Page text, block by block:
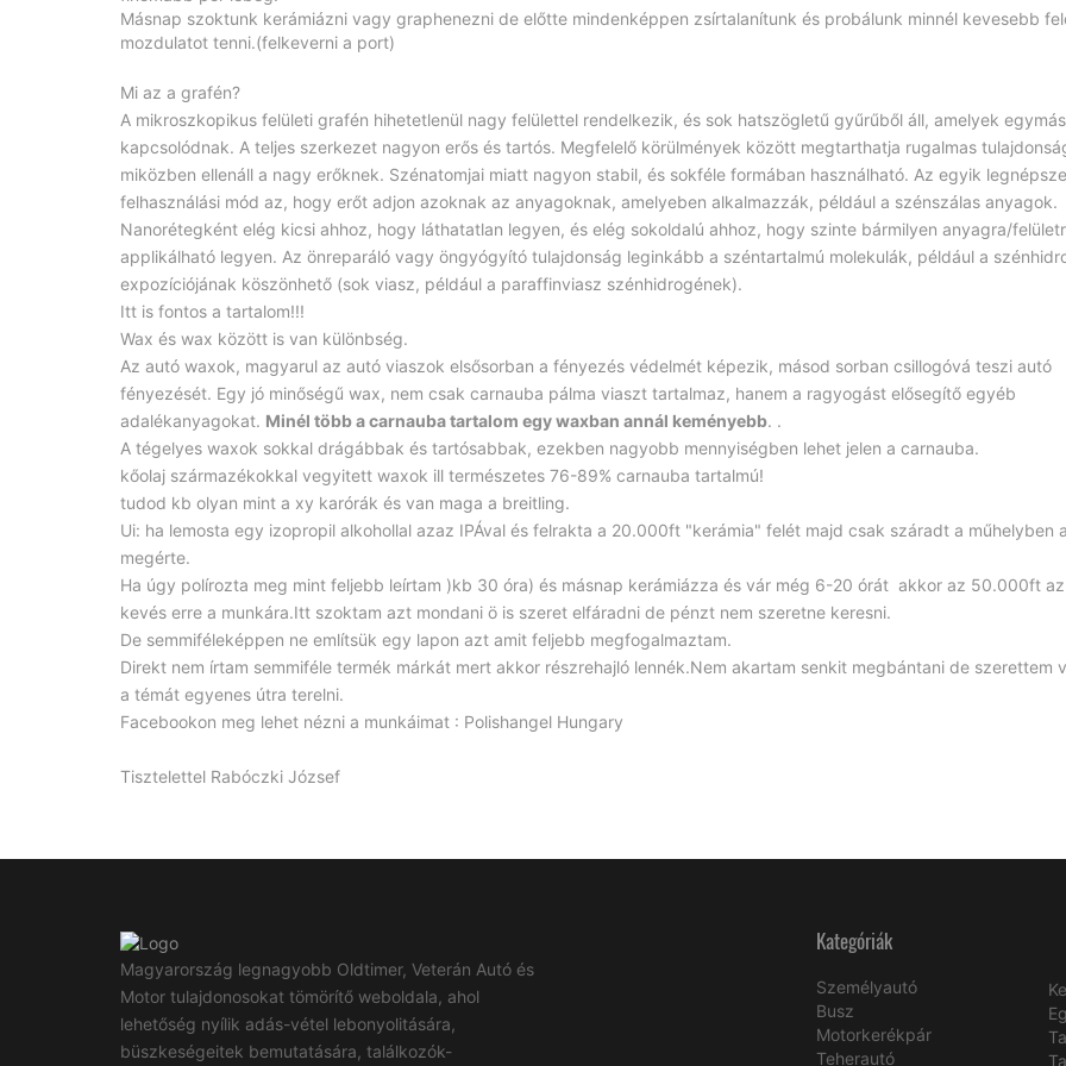
Másnap szoktunk kerámiázni vagy graphenezni de előtte mindenképpen zsírtalanítunk és probálunk minnél kevesebb
mozdulatot tenni.(felkeverni a port)
Mi az a grafén?
A mikroszkopikus felületi grafén hihetetlenül nagy felülettel rendelkezik, és sok hatszögletű gyűrűből áll, amelyek
kapcsolódnak. A teljes szerkezet nagyon erős és tartós. Megfelelő körülmények között megtarthatja rugalmas
miközben ellenáll a nagy erőknek. Szénatomjai miatt nagyon stabil, és sokféle formában használható. Az egyik
felhasználási mód az, hogy erőt adjon azoknak az anyagoknak, amelyeben alkalmazzák, például a szénszálas anyagok.
Nanorétegként elég kicsi ahhoz, hogy láthatatlan legyen, és elég sokoldalú ahhoz, hogy szinte bármilyen anyagra/
applikálható legyen. Az önreparáló vagy öngyógyító tulajdonság leginkább a széntartalmú molekulák, például a
expozíciójának köszönhető (sok viasz, például a paraffinviasz szénhidrogének).
Itt is fontos a tartalom!!!
Wax és wax között is van különbség.
Az autó waxok, magyarul az autó viaszok elsősorban a fényezés védelmét képezik, másod sorban csillogóvá teszi autó
fényezését. Egy jó minőségű wax, nem csak carnauba pálma viaszt tartalmaz, hanem a ragyogást elősegítő egyéb
adalékanyagokat. Minél több a carnauba tartalom egy waxban annál keményebb. .
A tégelyes waxok sokkal drágábbak és tartósabbak, ezekben nagyobb mennyiségben lehet jelen a carnauba.
kőolaj származékokkal vegyitett waxok ill természetes 76-89% carnauba tartalmú!
tudod kb olyan mint a xy karórák és van maga a breitling.
Ui: ha lemosta egy izopropil alkohollal azaz IPÁval és felrakta a 20.000ft "kerámia" felét majd csak száradt a műhelyben
megérte.
Ha úgy polírozta meg mint feljebb leírtam )kb 30 óra) és másnap kerámiázza és vár még 6-20 órát akkor az 50.000ft
kevés erre a munkára.Itt szoktam azt mondani ö is szeret elfáradni de pénzt nem szeretne keresni.
De semmiféleképpen ne említsük egy lapon azt amit feljebb megfogalmaztam.
Direkt nem írtam semmiféle termék márkát mert akkor részrehajló lennék.Nem akartam senkit megbántani de szerettem
a témát egyenes útra terelni.
Facebookon meg lehet nézni a munkáimat : Polishangel Hungary
Tisztelettel Rabóczki József
Magyarország legnagyobb Oldtimer, Veterán Autó és
Motor tulajdonosokat tömörítő weboldala, ahol
lehetőség nyílik adás-vétel lebonyolitására,
büszkeségeitek bemutatására, találkozók-
Kategóriák
Személyautó
Busz
Motorkerékpár
Teherautó